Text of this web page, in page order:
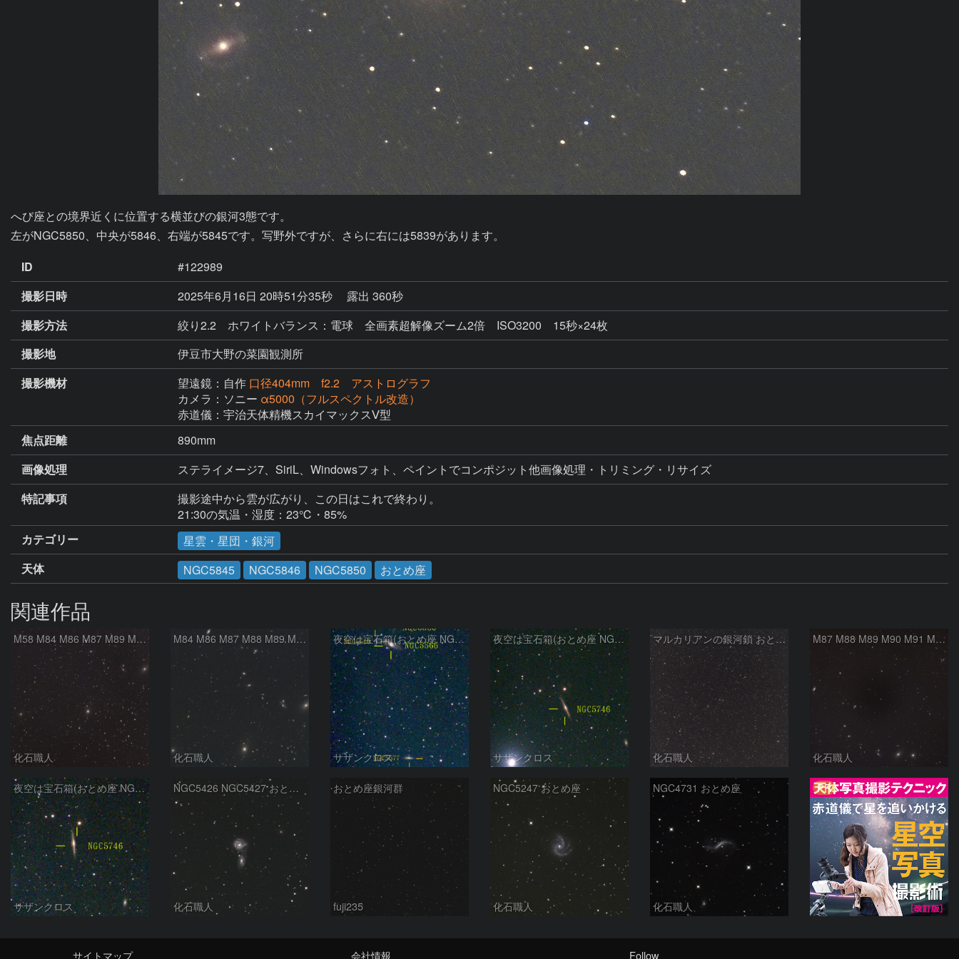
へび座との境界近くに位置する横並びの銀河3態です。
ID
#122989
撮影日時
2025年6月16日 20時51分35秒
露出 360秒
撮影方法
絞り2.2 ホワイトバランス：電球 全画素超解像ズーム2倍 ISO3200 15秒×24枚
撮影地
伊豆市大野の菜園観測所
撮影機材
望遠鏡：自作 口径404mm f2.2 アストログラフ
カメラ：ソニー α5000（フルスペクトル改造）
赤道儀：宇治天体精機スカイマックスⅤ型
焦点距離
890mm
画像処理
特記事項
撮影途中から雲が広がり、この日はこれで終わり。
21:30の気温・湿度：23℃・85%
カテゴリー
星雲・星団・銀河
天体
NGC5845 NGC5846 NGC5850 おとめ座
関連作品
M58 M84 M86 M87 M89 M90 マルカリアンの銀河鎖 おとめ座 かみのけ座
化石職人
M84 M86 M87 M88 M89 M90 M91 マルカリアンの銀河鎖 おとめ座 かみのけ座
化石職人
夜空は宝石箱(おとめ座 NGC5566) Seestar50
サザンクロス
夜空は宝石箱(おとめ座 NGC5746) Seestar50
サザンクロス
マルカリアンの銀河鎖 おとめ座・ かみのけ座の銀河
化石職人
M87 M88 M89 M90 M91 M100 マルカリアンの銀河鎖 おとめ座 かみのけ座
化石職人
夜空は宝石箱(おとめ座 NGC5746) Seestar50
サザンクロス
NGC5426 NGC5427 おとめ座
化石職人
おとめ座銀河群
fuji235
NGC5247 おとめ座
化石職人
NGC4731 おとめ座
化石職人
PR
サイトマップ 会社情報 Follow